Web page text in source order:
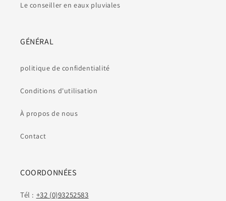
Le conseiller en eaux pluviales
GÉNÉRAL
politique de confidentialité
Conditions d'utilisation
À propos de nous
Contact
COORDONNÉES
Tél : +32 (0)93252583